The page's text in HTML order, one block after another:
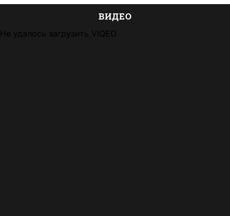
ВИДЕО
Не удалось загрузить VIQEO